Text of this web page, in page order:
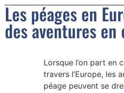
Les péages en
des aventures
Lorsque l’on part en
travers l’Europe, les
péage peuvent se